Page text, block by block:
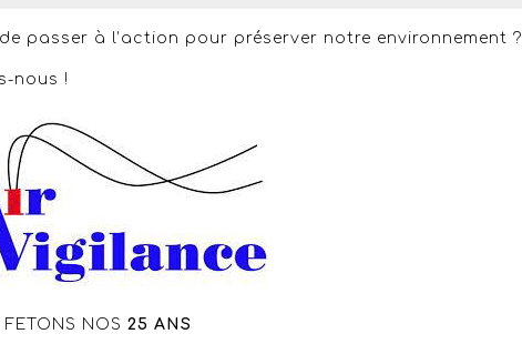
de passer à l’action pour préserver notre environnement ?
nous !
FETONS NOS 25 ANS